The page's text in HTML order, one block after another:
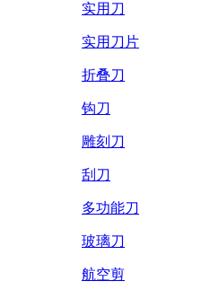
实用刀
实用刀片
折叠刀
钩刀
雕刻刀
刮刀
多功能刀
玻璃刀
航空剪